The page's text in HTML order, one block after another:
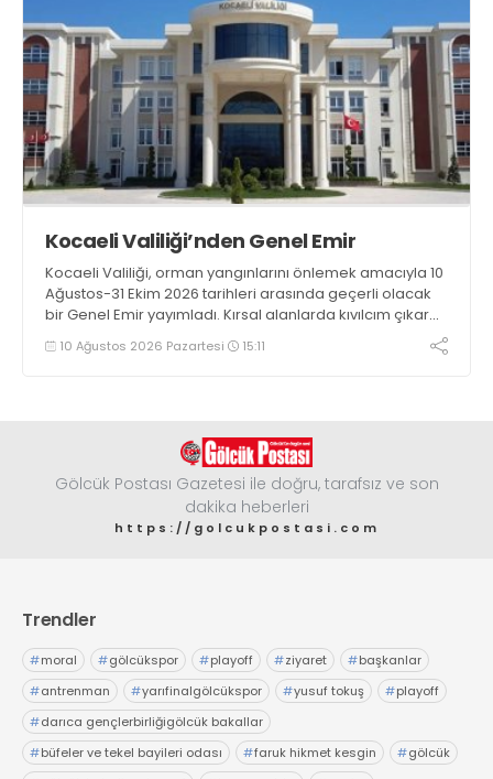
Kocaeli Valiliği’nden Genel Emir
Kocaeli Valiliği, orman yangınlarını önlemek amacıyla 10
Ağustos-31 Ekim 2026 tarihleri arasında geçerli olacak
bir Genel Emir yayımladı. Kırsal alanlarda kıvılcım çıkaran
makine kullanacak kişilerin önceden kolluk kuvvetlerine
bildirim yapması ve yanlarında 6 kilogramlık yangın tüpü
10 Ağustos 2026 Pazartesi 15:11
Gölcük Postası Gazetesi ile doğru, tarafsız ve son
dakika heberleri
https://golcukpostasi.com
Trendler
#moral #gölcükspor #playoff #ziyaret #başkanlar
#antrenman #yarıfinalgölcükspor #yusuf tokuş #playoff
#darıca gençlerbirliğigölcük bakallar
#büfeler ve tekel bayileri odası #faruk hikmet kesgin #gölcük